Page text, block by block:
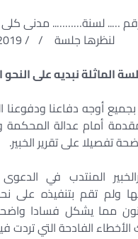
….. لسنة……….. مدنى
لنظرها جلسة / / 2019
الماثلة نبديه على النحو
أوجه دفاعنا ودفوعنا
أمام عدالة
تفصيلا على تقرير الخبير.
المنتدب في
ولم تقم بتنفيذه على
مما يشكل فسادا
الفادحة التي تردت